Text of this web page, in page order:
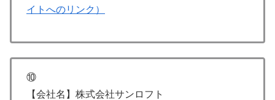
イトへのリンク）
⑩
【会社名】株式会社サンロフト